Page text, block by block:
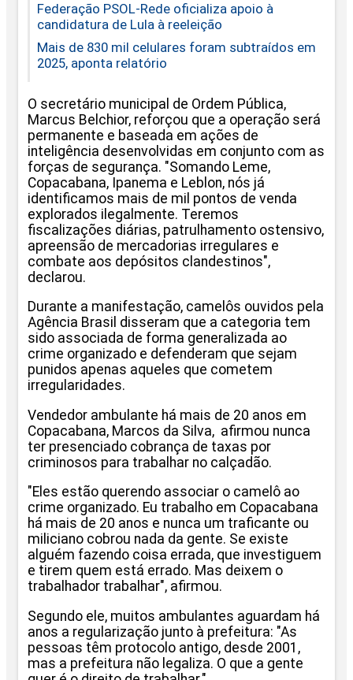
Federação PSOL-Rede oficializa apoio à
candidatura de Lula à reeleição
Mais de 830 mil celulares foram subtraídos em
2025, aponta relatório
O secretário municipal de Ordem Pública,
Marcus Belchior, reforçou que a operação será
permanente e baseada em ações de
inteligência desenvolvidas em conjunto com as
forças de segurança. "Somando Leme,
Copacabana, Ipanema e Leblon, nós já
identificamos mais de mil pontos de venda
explorados ilegalmente. Teremos
fiscalizações diárias, patrulhamento ostensivo,
apreensão de mercadorias irregulares e
combate aos depósitos clandestinos",
declarou.
Durante a manifestação, camelôs ouvidos pela
Agência Brasil disseram que a categoria tem
sido associada de forma generalizada ao
crime organizado e defenderam que sejam
punidos apenas aqueles que cometem
irregularidades.
Vendedor ambulante há mais de 20 anos em
Copacabana, Marcos da Silva, afirmou nunca
ter presenciado cobrança de taxas por
criminosos para trabalhar no calçadão.
"Eles estão querendo associar o camelô ao
crime organizado. Eu trabalho em Copacabana
há mais de 20 anos e nunca um traficante ou
miliciano cobrou nada da gente. Se existe
alguém fazendo coisa errada, que investiguem
e tirem quem está errado. Mas deixem o
trabalhador trabalhar", afirmou.
Segundo ele, muitos ambulantes aguardam há
anos a regularização junto à prefeitura: "As
pessoas têm protocolo antigo, desde 2001,
mas a prefeitura não legaliza. O que a gente